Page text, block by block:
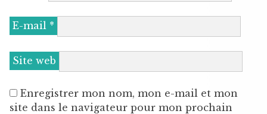
E-mail *
Site web
Enregistrer mon nom, mon e-mail et mon
site dans le navigateur pour mon prochain